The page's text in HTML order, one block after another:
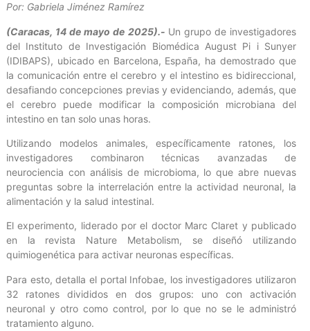
Por: Gabriela Jiménez Ramírez
(Caracas, 14 de mayo de 2025).- Un grupo de investigadores
del Instituto de Investigación Biomédica August Pi i Sunyer
(IDIBAPS), ubicado en Barcelona, España, ha demostrado que
la comunicación entre el cerebro y el intestino es bidireccional,
desafiando concepciones previas y evidenciando, además, que
el cerebro puede modificar la composición microbiana del
intestino en tan solo unas horas.
Utilizando modelos animales, específicamente ratones, los
investigadores combinaron técnicas avanzadas de
neurociencia con análisis de microbioma, lo que abre nuevas
preguntas sobre la interrelación entre la actividad neuronal, la
alimentación y la salud intestinal.
El experimento, liderado por el doctor Marc Claret y publicado
en la revista Nature Metabolism, se diseñó utilizando
quimiogenética para activar neuronas específicas.
Para esto, detalla el portal Infobae, los investigadores utilizaron
32 ratones divididos en dos grupos: uno con activación
neuronal y otro como control, por lo que no se le administró
tratamiento alguno.